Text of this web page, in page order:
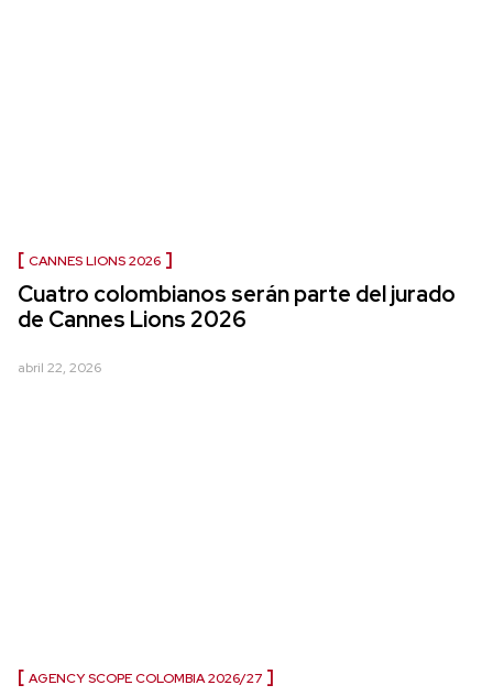
CANNES LIONS 2026
Cuatro colombianos serán parte del jurado
de Cannes Lions 2026
abril 22, 2026
AGENCY SCOPE COLOMBIA 2026/27